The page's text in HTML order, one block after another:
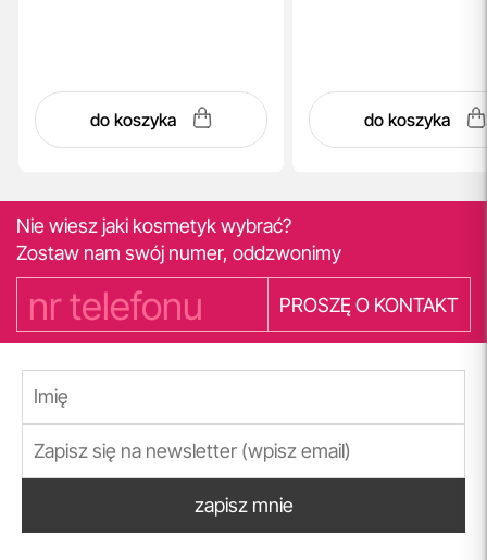
do koszyka do koszyka
Nie wiesz jaki kosmetyk wybrać?
Zostaw nam swój numer, oddzwonimy
PROSZĘ O KONTAKT
zapisz mnie